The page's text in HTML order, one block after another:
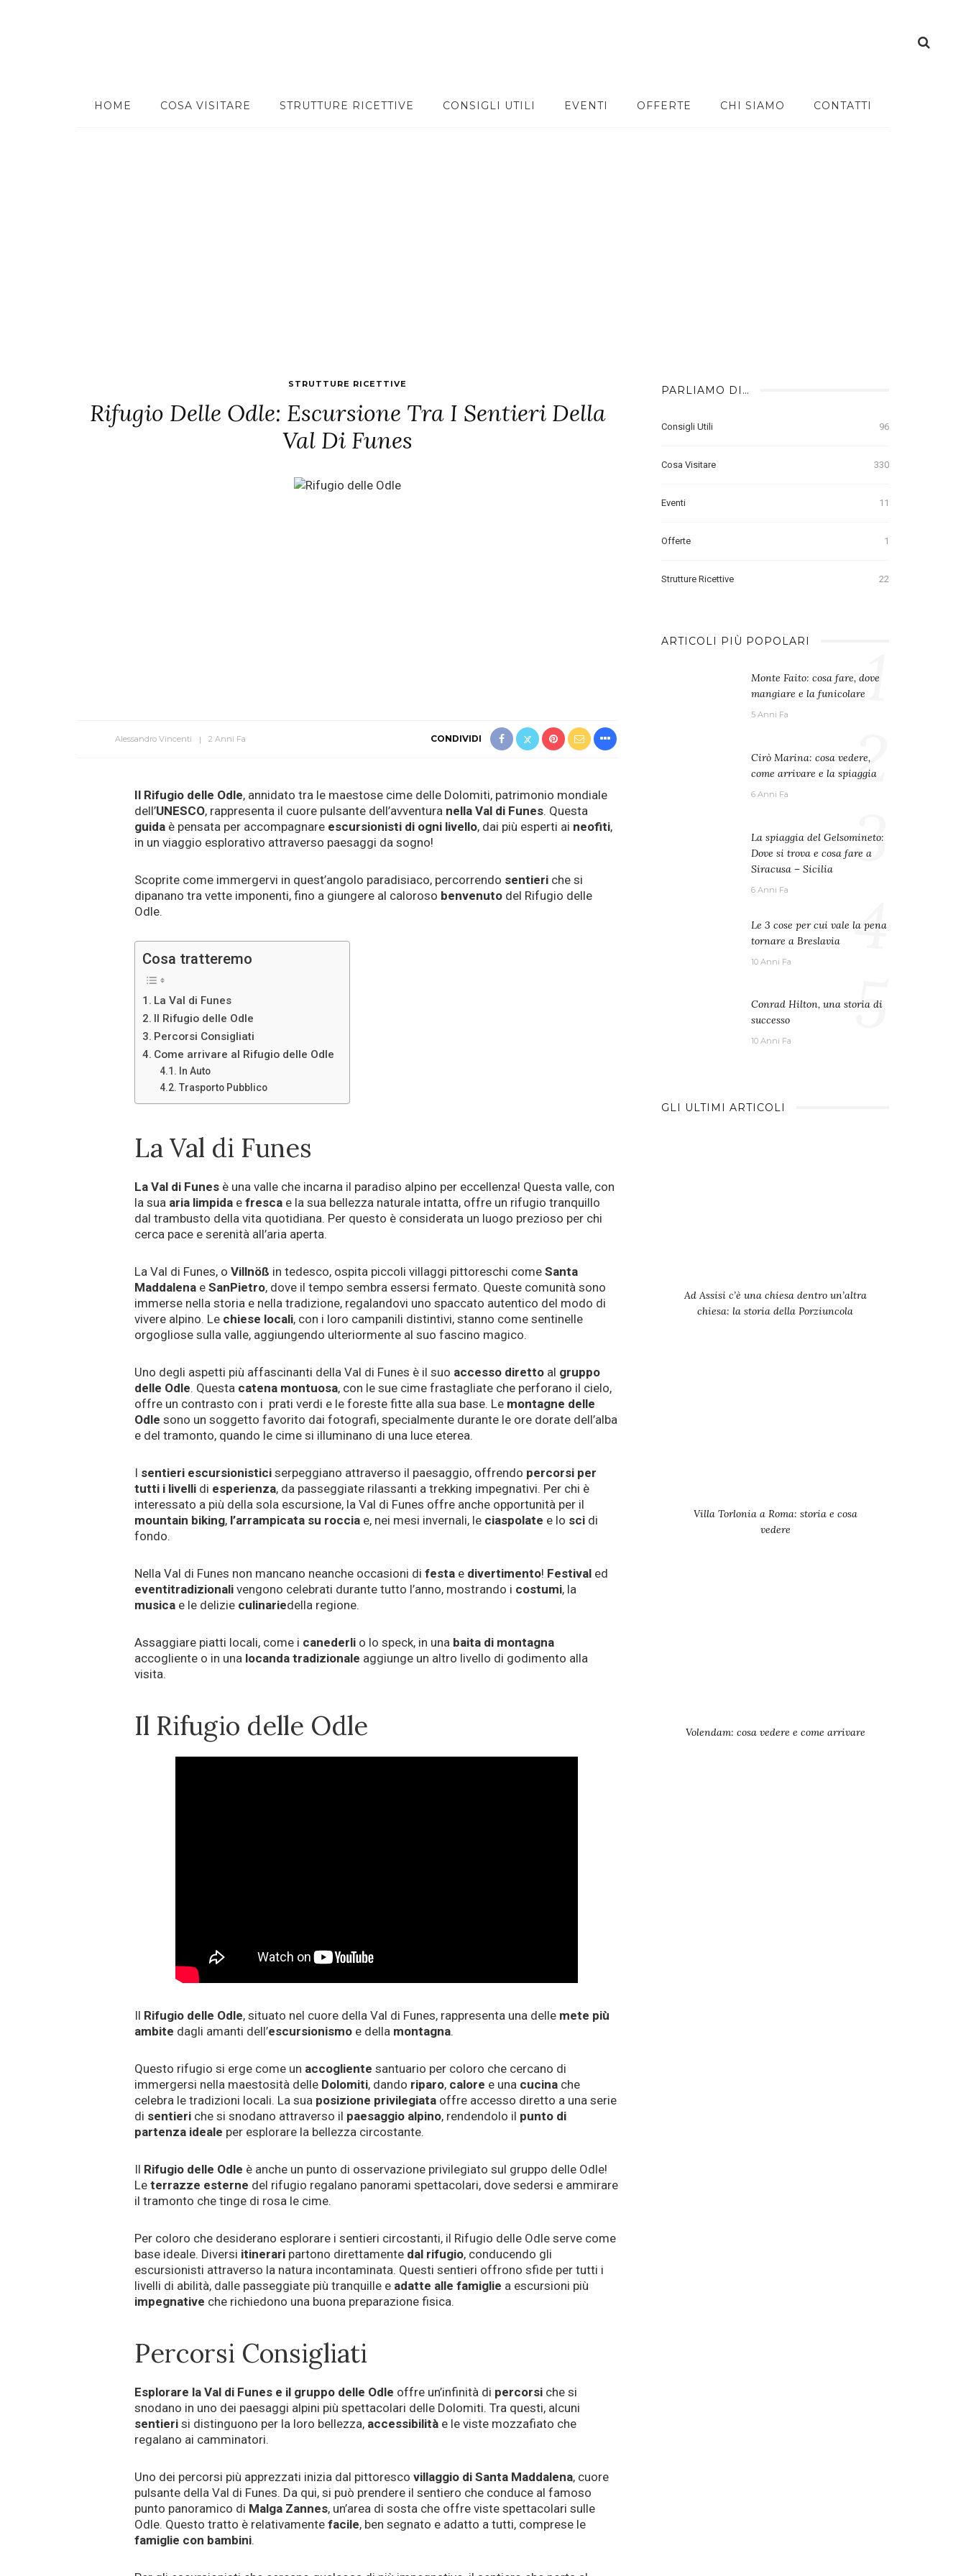
HOME COSA VISITARE STRUTTURE RICETTIVE CONSIGLI UTILI EVENTI OFFERTE CHI SIAMO CONTATTI
STRUTTURE RICETTIVE
Rifugio Delle Odle: Escursione Tra I Sentieri Della
Val Di Funes
Alessandro Vincenti 2 Anni Fa CONDIVIDI
Il Rifugio delle Odle, annidato tra le maestose cime delle Dolomiti, patrimonio mondiale
dell’UNESCO, rappresenta il cuore pulsante dell’avventura nella Val di Funes. Questa
guida è pensata per accompagnare escursionisti di ogni livello, dai più esperti ai neofiti,
in un viaggio esplorativo attraverso paesaggi da sogno!
Scoprite come immergervi in quest’angolo paradisiaco, percorrendo sentieri che si
dipanano tra vette imponenti, fino a giungere al caloroso benvenuto del Rifugio delle
Odle.
Cosa tratteremo
La Val di Funes
Il Rifugio delle Odle
Percorsi Consigliati
Come arrivare al Rifugio delle Odle
In Auto
Trasporto Pubblico
La Val di Funes
La Val di Funes è una valle che incarna il paradiso alpino per eccellenza! Questa valle, con
la sua aria limpida e fresca e la sua bellezza naturale intatta, offre un rifugio tranquillo
dal trambusto della vita quotidiana. Per questo è considerata un luogo prezioso per chi
cerca pace e serenità all’aria aperta.
La Val di Funes, o Villnöß in tedesco, ospita piccoli villaggi pittoreschi come Santa
Maddalena e SanPietro, dove il tempo sembra essersi fermato. Queste comunità sono
immerse nella storia e nella tradizione, regalandovi uno spaccato autentico del modo di
vivere alpino. Le chiese locali, con i loro campanili distintivi, stanno come sentinelle
orgogliose sulla valle, aggiungendo ulteriormente al suo fascino magico.
Uno degli aspetti più affascinanti della Val di Funes è il suo accesso diretto al gruppo
delle Odle. Questa catena montuosa, con le sue cime frastagliate che perforano il cielo,
offre un contrasto con i prati verdi e le foreste fitte alla sua base. Le montagne delle
Odle sono un soggetto favorito dai fotografi, specialmente durante le ore dorate dell’alba
e del tramonto, quando le cime si illuminano di una luce eterea.
I sentieri escursionistici serpeggiano attraverso il paesaggio, offrendo percorsi per
tutti i livelli di esperienza, da passeggiate rilassanti a trekking impegnativi. Per chi è
interessato a più della sola escursione, la Val di Funes offre anche opportunità per il
mountain biking, l’arrampicata su roccia e, nei mesi invernali, le ciaspolate e lo sci di
fondo.
Nella Val di Funes non mancano neanche occasioni di festa e divertimento! Festival ed
eventitradizionali vengono celebrati durante tutto l’anno, mostrando i costumi, la
musica e le delizie culinariedella regione.
Assaggiare piatti locali, come i canederli o lo speck, in una baita di montagna
accogliente o in una locanda tradizionale aggiunge un altro livello di godimento alla
visita.
Il Rifugio delle Odle
Il Rifugio delle Odle, situato nel cuore della Val di Funes, rappresenta una delle mete più
ambite dagli amanti dell’escursionismo e della montagna.
Questo rifugio si erge come un accogliente santuario per coloro che cercano di
immergersi nella maestosità delle Dolomiti, dando riparo, calore e una cucina che
celebra le tradizioni locali. La sua posizione privilegiata offre accesso diretto a una serie
di sentieri che si snodano attraverso il paesaggio alpino, rendendolo il punto di
partenza ideale per esplorare la bellezza circostante.
Il Rifugio delle Odle è anche un punto di osservazione privilegiato sul gruppo delle Odle!
Le terrazze esterne del rifugio regalano panorami spettacolari, dove sedersi e ammirare
il tramonto che tinge di rosa le cime.
Per coloro che desiderano esplorare i sentieri circostanti, il Rifugio delle Odle serve come
base ideale. Diversi itinerari partono direttamente dal rifugio, conducendo gli
escursionisti attraverso la natura incontaminata. Questi sentieri offrono sfide per tutti i
livelli di abilità, dalle passeggiate più tranquille e adatte alle famiglie a escursioni più
impegnative che richiedono una buona preparazione fisica.
Percorsi Consigliati
Esplorare la Val di Funes e il gruppo delle Odle offre un’infinità di percorsi che si
snodano in uno dei paesaggi alpini più spettacolari delle Dolomiti. Tra questi, alcuni
sentieri si distinguono per la loro bellezza, accessibilità e le viste mozzafiato che
regalano ai camminatori.
Uno dei percorsi più apprezzati inizia dal pittoresco villaggio di Santa Maddalena, cuore
pulsante della Val di Funes. Da qui, si può prendere il sentiero che conduce al famoso
punto panoramico di Malga Zannes, un’area di sosta che offre viste spettacolari sulle
Odle. Questo tratto è relativamente facile, ben segnato e adatto a tutti, comprese le
famiglie con bambini.
PARLIAMO DI…
Consigli Utili 96
Cosa Visitare 330
Eventi 11
Offerte 1
Strutture Ricettive 22
ARTICOLI PIÙ POPOLARI
Monte Faito: cosa fare, dove
mangiare e la funicolare
5 Anni Fa 1
Cirò Marina: cosa vedere,
come arrivare e la spiaggia
6 Anni Fa 2
La spiaggia del Gelsomineto:
Dove si trova e cosa fare a
Siracusa – Sicilia
6 Anni Fa
3
Le 3 cose per cui vale la pena
tornare a Breslavia
10 Anni Fa 4
Conrad Hilton, una storia di
successo
10 Anni Fa 5
GLI ULTIMI ARTICOLI
Ad Assisi c’è una chiesa dentro un’altra
chiesa: la storia della Porziuncola
Villa Torlonia a Roma: storia e cosa
vedere
Volendam: cosa vedere e come arrivare